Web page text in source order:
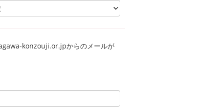
konzouji.or.jpからのメールが